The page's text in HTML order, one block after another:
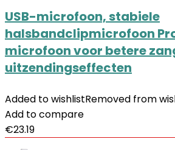
USB-microfoon, stabiele
halsbandclipmicrofoon
microfoon voor betere
uitzendingseffecten
Added to wishlistRemoved from
Add to compare
€23.19